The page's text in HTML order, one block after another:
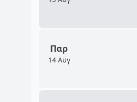
Παρ
14 Αυγ